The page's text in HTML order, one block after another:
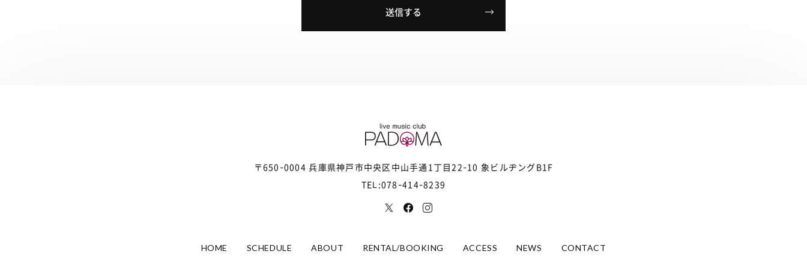
〒650-0004 兵庫県神戸市中央区 中山手通1丁目22-10 象ビルヂングB1F
TEL:078-414-8239
HOME SCHEDULE ABOUT RENTAL/BOOKING ACCESS NEWS CONTACT